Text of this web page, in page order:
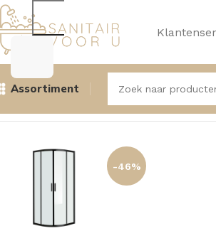
Assortiment
Douchecabine
-46%